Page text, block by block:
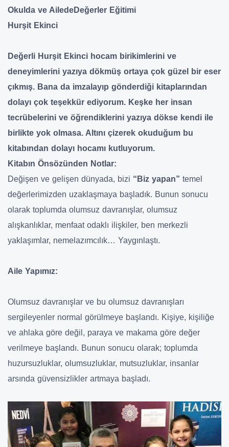
Okulda ve AiledeDeğerler Eğitimi
Hurşit Ekinci
Değerli Hurşit Ekinci hocam birikimlerini ve
deneyimlerini yazıya dökmüş ortaya çok güzel bir eser
çıkmış. Bana da imzalayıp gönderdiği kitaplarından
dolayı çok teşekkür ediyorum. Keşke her insan
tecrübelerini ve öğrendiklerini yazıya dökse kendi ile
birlikte yok olmasa. Altını çizerek okuduğum bu
kitabından dolayı hocamı kutluyorum.
Kitabın Önsözünden Notlar:
Değişen ve gelişen dünyada, bizi “Biz yapan” temel
değerlerimizden uzaklaşmaya başladık. Bunun sonucu
olarak toplumda olumsuz davranışlar, olumsuz
alışkanlıklar, menfaat odaklı ilişkiler, ben merkezli
yaklaşımlar, nemelazımcılık… Yaygınlaştı.
Aile Yapımız:
Olumsuz davranışlar ve bu olumsuz davranışları
sergileyenler normal görülmeye başlandı. Kişiye, kişiliğe
ve ahlaka göre değil, paraya ve makama göre değer
verilmeye başlandı. Bunun sonucu olarak; toplumda
huzursuzluklar, olumsuzluklar, mutsuzluklar, insanlar
arsında güvensizlikler artmaya başladı.